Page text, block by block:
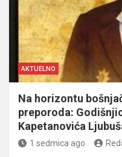
AKTUELNO
Na horizontu
preporoda:
Kapetanovića
1 sedmica ago